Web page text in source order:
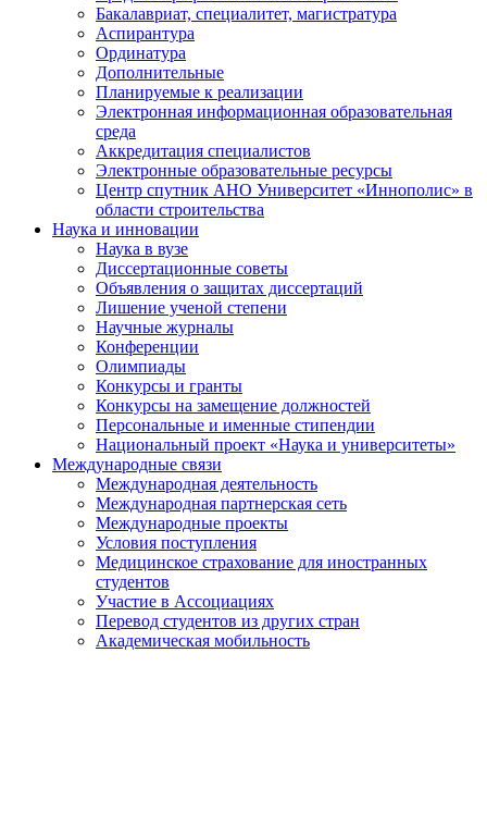
Бакалавриат, специалитет, магистратура
Аспирантура
Ординатура
Дополнительные
Планируемые к реализации
Электронная информационная образовательная
среда
Аккредитация специалистов
Электронные образовательные ресурсы
Центр спутник АНО Университет «Иннополис» в
области строительства
Наука и инновации
Наука в вузе
Диссертационные советы
Объявления о защитах диссертаций
Лишение ученой степени
Научные журналы
Конференции
Олимпиады
Конкурсы и гранты
Конкурсы на замещение должностей
Персональные и именные стипендии
Национальный проект «Наука и университеты»
Международные связи
Международная деятельность
Международная партнерская сеть
Международные проекты
Условия поступления
Медицинское страхование для иностранных
студентов
Участие в Ассоциациях
Перевод студентов из других стран
Академическая мобильность